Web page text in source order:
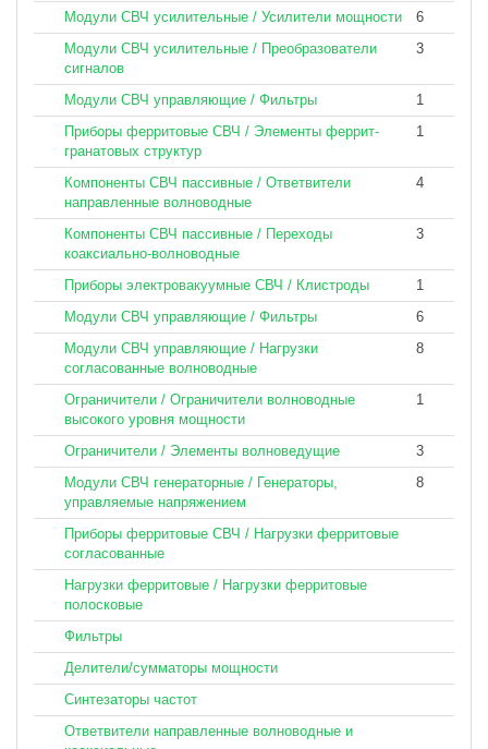
Модули СВЧ усилительные / Усилители мощности
6
Модули СВЧ усилительные / Преобразователи
сигналов
3
Модули СВЧ управляющие / Фильтры
1
Приборы ферритовые СВЧ / Элементы феррит-
гранатовых структур
1
Компоненты СВЧ пассивные / Ответвители
направленные волноводные
4
Компоненты СВЧ пассивные / Переходы
коаксиально-волноводные
3
Приборы электровакуумные СВЧ / Клистроды
1
Модули СВЧ управляющие / Фильтры
6
Модули СВЧ управляющие / Нагрузки
согласованные волноводные
8
Ограничители / Ограничители волноводные
высокого уровня мощности
1
Ограничители / Элементы волноведущие
3
Модули СВЧ генераторные / Генераторы,
управляемые напряжением
8
Приборы ферритовые СВЧ / Нагрузки ферритовые
согласованные
Нагрузки ферритовые / Нагрузки ферритовые
полосковые
Фильтры
Делители/сумматоры мощности
Синтезаторы частот
Ответвители направленные волноводные и